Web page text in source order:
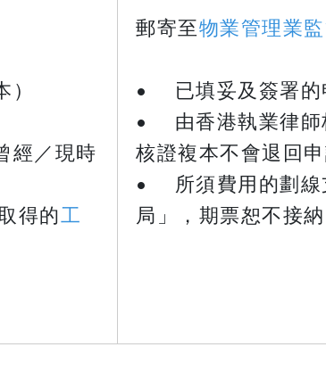
經／現時
得的工
​​​​​​​郵寄至物業管理業
• 已填妥及簽署的
• 由香港執業律師
核證複本不會退回
• 所須費用的劃線
局」，期票恕不接納